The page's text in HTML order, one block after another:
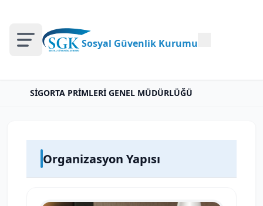
Sosyal Güvenlik Kurumu
SİGORTA PRİMLERİ GENEL MÜDÜRLÜĞÜ
Organizasyon Yapısı